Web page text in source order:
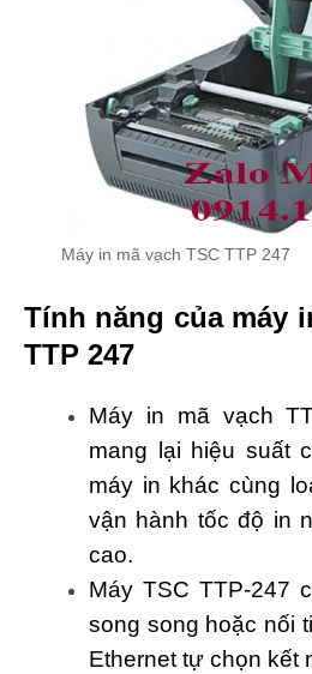
Máy in mã vạch TSC TTP 247
Tính năng của máy
TTP 247
Máy in mã vạch
mang lại hiệu suất
máy in khác cùng
vận hành tốc độ in
cao.
Máy TSC TTP-247
song song hoặc nối
Ethernet tự chọn kết